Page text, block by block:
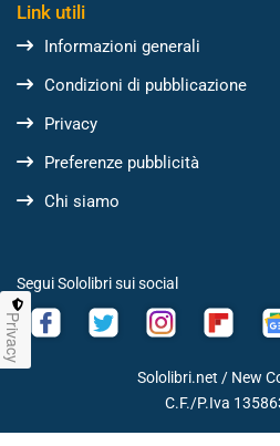
Link utili
Informazioni generali
Condizioni di pubblicazione
Privacy
Preferenze pubblicità
Chi siamo
Segui Sololibri sui social
Sololibri.net / New
C.F./P.Iva
Privacy